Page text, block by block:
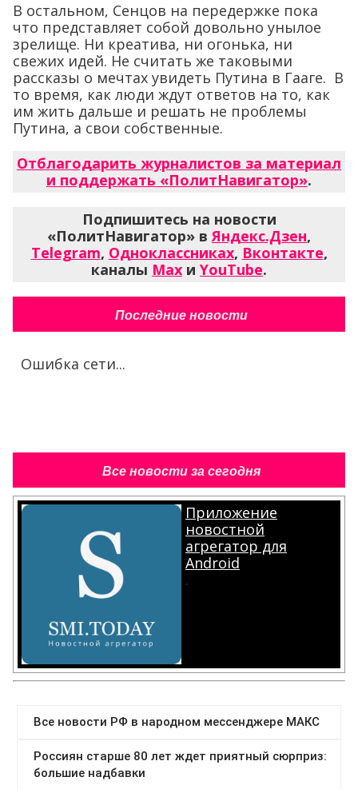
В остальном, Сенцов на передержке пока
что представляет собой довольно унылое
зрелище. Ни креатива, ни огонька, ни
свежих идей. Не считать же таковыми
рассказы о мечтах увидеть Путина в Гааге. В
то время, как люди ждут ответов на то, как
им жить дальше и решать не проблемы
Путина, а свои собственные.
Отблагодарить журналистов за материал
и поддержать «ПолитНавигатор».
Подпишитесь на новости
«ПолитНавигатор» вЯндекс.Дзен,
Telegram, Одноклассниках, Вконтакте,
каналы Max и YouTube.
Последние новости
Ошибка сети...
Все новости за сегодня
Приложение
новостной
агрегатор для
Android
.